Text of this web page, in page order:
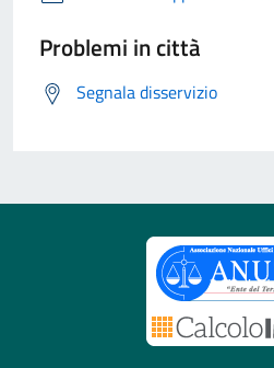
Problemi in città
Segnala disservizio